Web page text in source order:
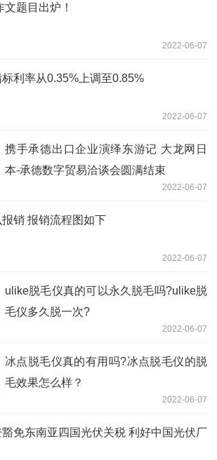
题目出炉！
2022-06-07
利率从0.35%上调至0.85%
2022-06-07
携手承德出口企业演绎东游记 大龙网日
本-承德数字贸易洽谈会圆满结束
2022-06-07
销 报销流程图如下
2022-06-07
ulike脱毛仪真的可以永久脱毛吗?ulike脱
毛仪多久脱一次?
2022-06-07
冰点脱毛仪真的有用吗?冰点脱毛仪的脱
毛效果怎么样？
2022-06-07
免东南亚四国光伏关税 利好中国光伏厂